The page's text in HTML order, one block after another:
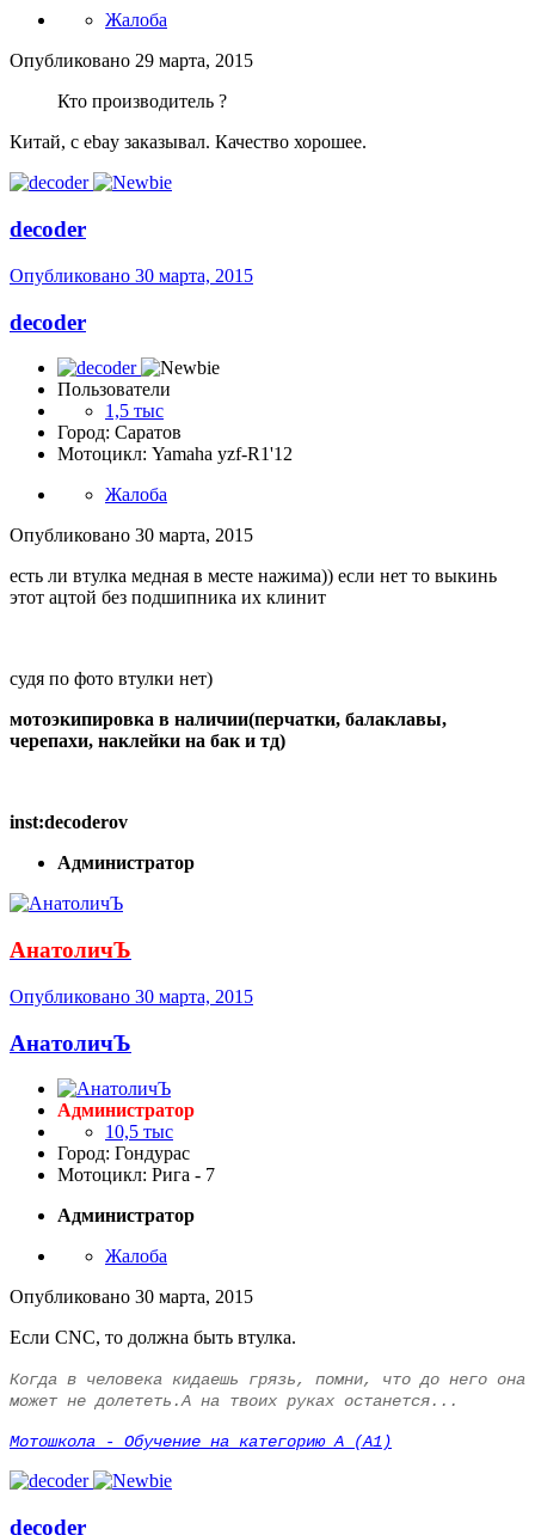
Жалоба
Опубликовано 29 марта, 2015
Кто производитель ?
Китай, с ebay заказывал. Качество хорошее.
decoder
Опубликовано 30 марта, 2015
decoder
Пользователи
1,5 тыс
Город: Саратов
Мотоцикл: Yamaha yzf-R1'12
Жалоба
Опубликовано 30 марта, 2015
есть ли втулка медная в месте нажима)) если нет то выкинь
этот ацтой без подшипника их клинит
судя по фото втулки нет)
мотоэкипировка в наличии(перчатки, балаклавы,
черепахи, наклейки на бак и тд)
inst:decoderov
Администратор
АнатоличЪ
Опубликовано 30 марта, 2015
АнатоличЪ
Администратор
10,5 тыс
Город: Гондурас
Мотоцикл: Рига - 7
Администратор
Жалоба
Опубликовано 30 марта, 2015
Если CNC, то должна быть втулка.
Когда в человека кидаешь грязь, помни, что до него она
может не долететь.А на твоих руках останется...
Мотошкола - Обучение на категорию А (А1)
decoder